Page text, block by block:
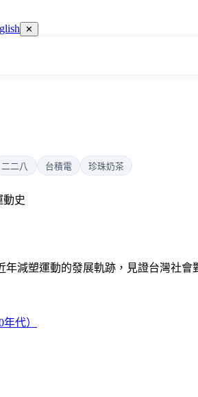
✕
二二八 台積電 珍珠奶茶
動史
年減塑運動的發展軌跡，見證台灣社
代）